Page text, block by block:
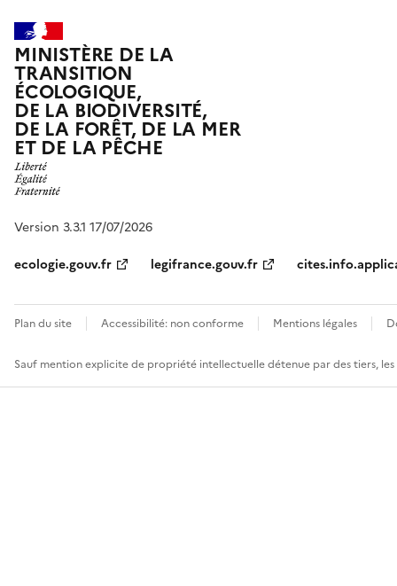
MINISTÈRE DE LA
TRANSITION
ÉCOLOGIQUE,
DE LA BIODIVERSITÉ,
DE LA FORÊT, DE LA MER
ET DE LA PÊCHE
Version 3.3.1 17/07/2026
ecologie.gouv.fr
legifrance.gouv.fr
Plan du site Accessibilité: non conforme Mentions légales
Sauf mention explicite de propriété intellectuelle détenue par des tiers,